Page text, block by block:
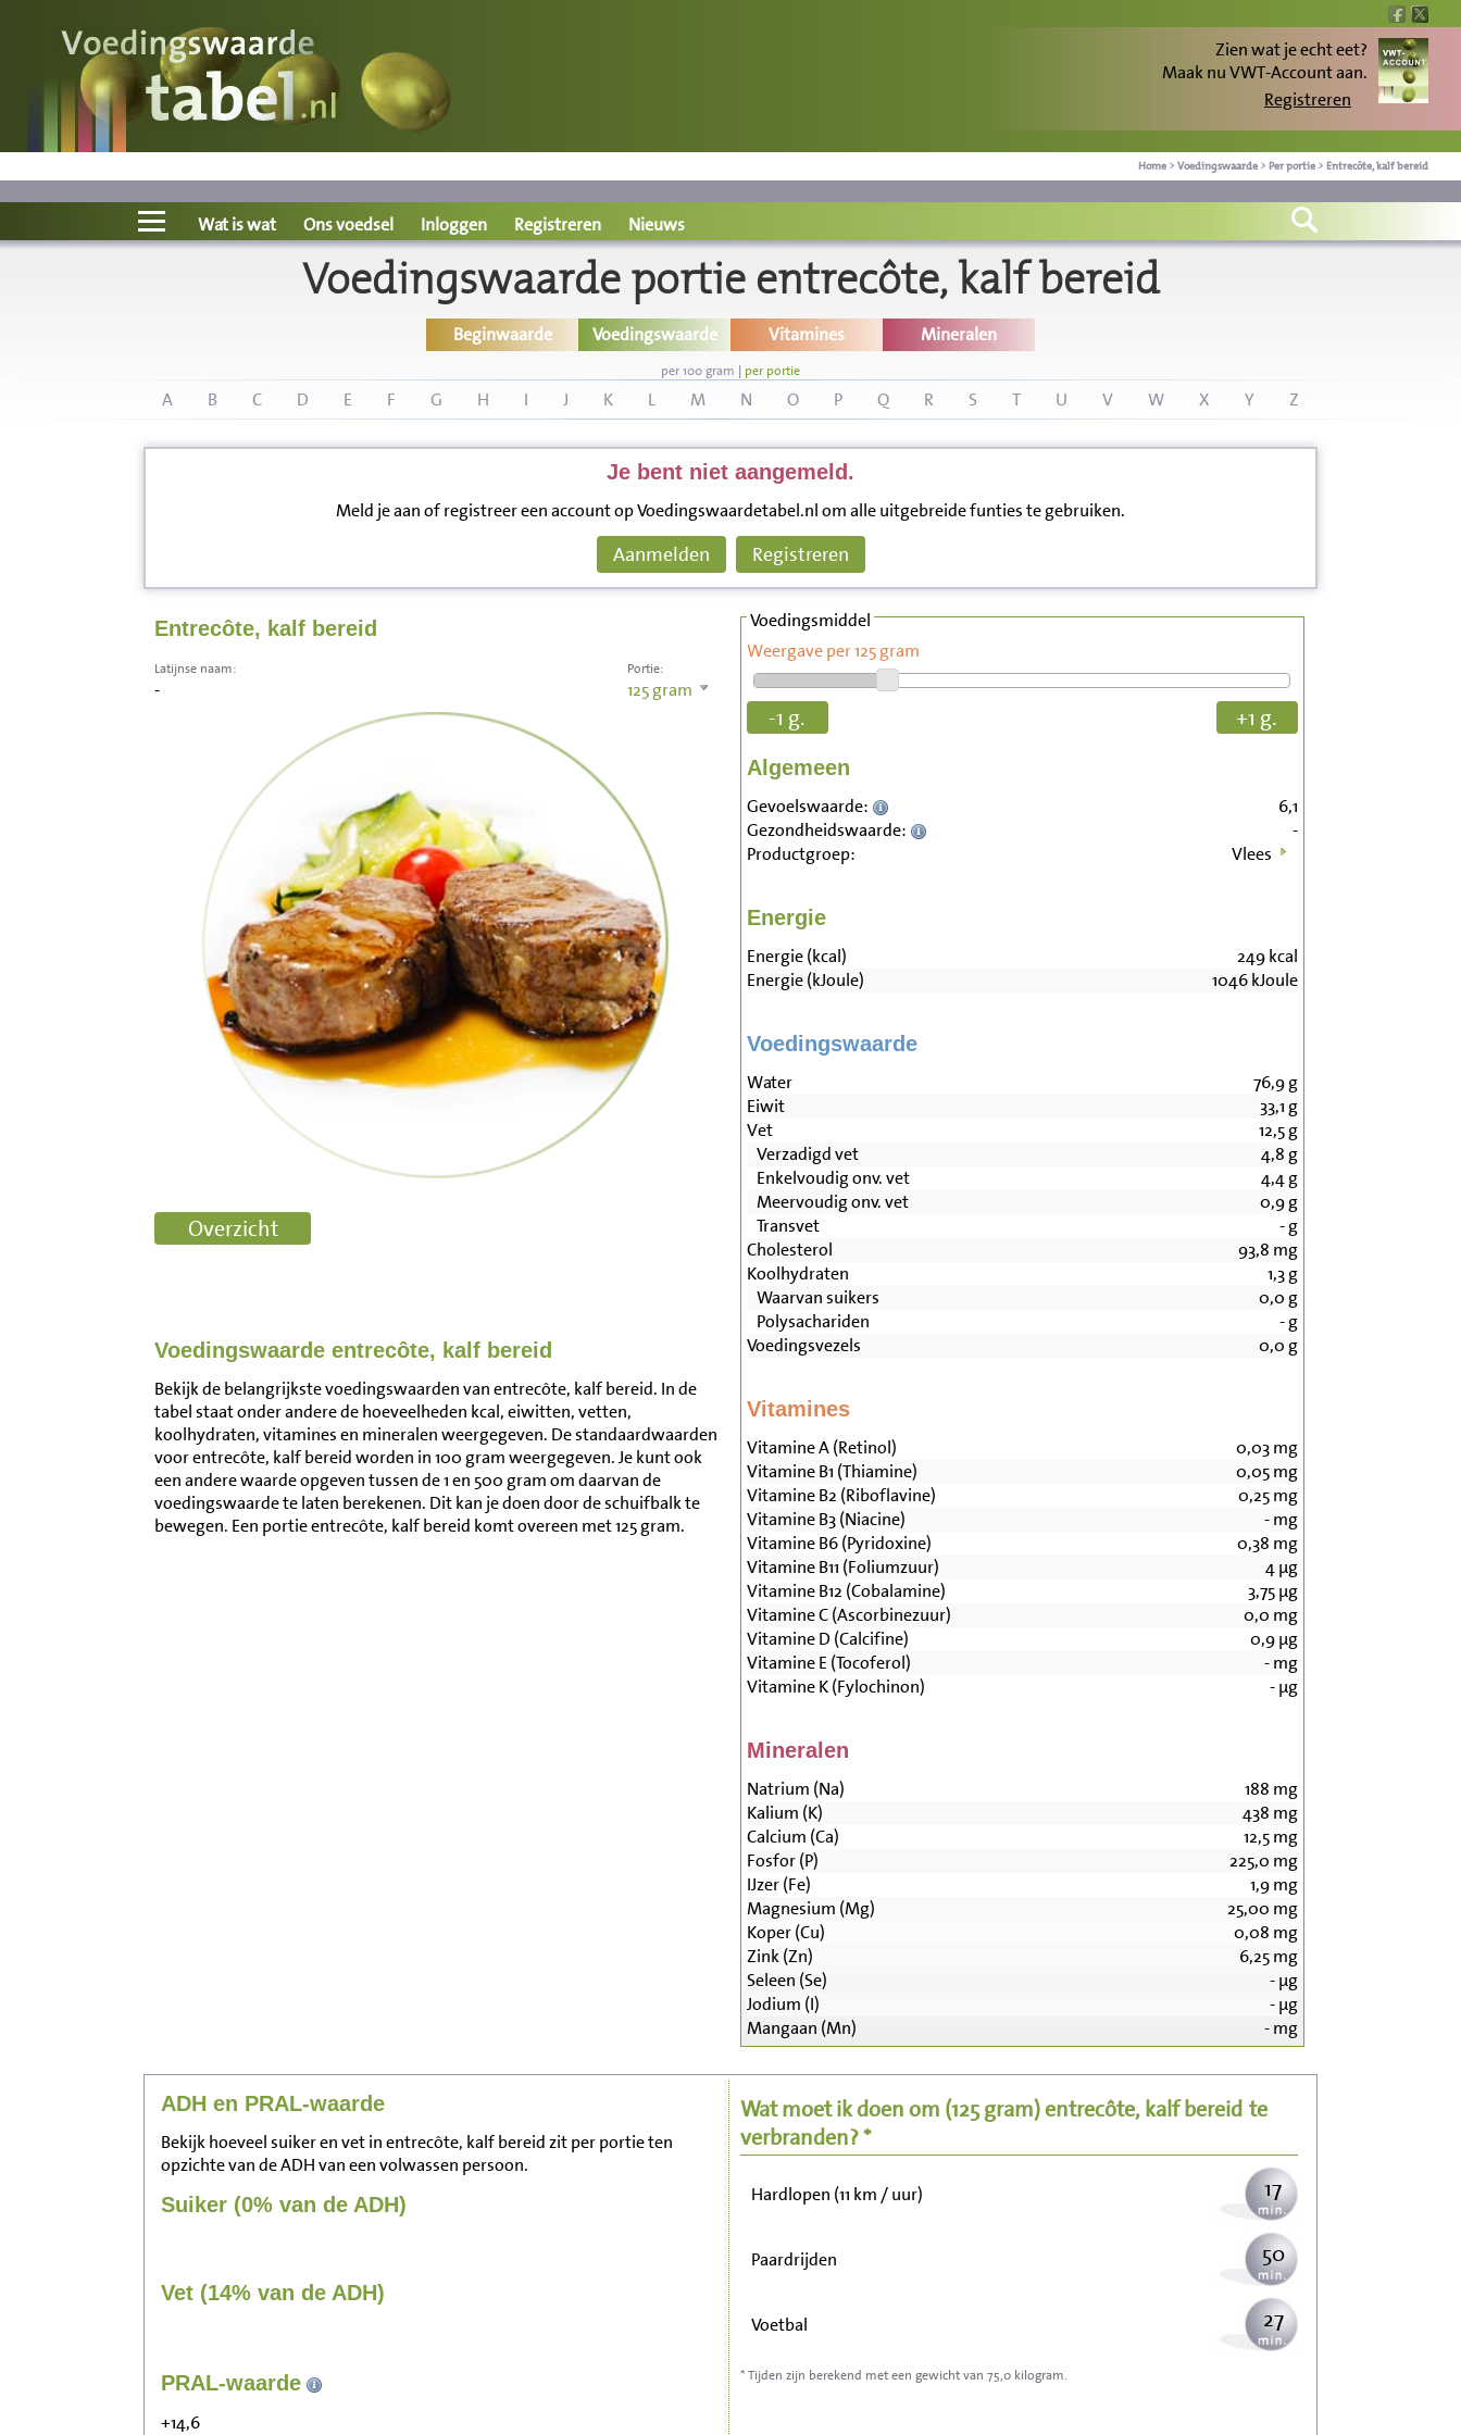
Zien wat je echt eet?
Maak nu VWT-Account aan.
Registreren
Home > Voedingswaarde > Per portie > Entrecôte, kalf bereid
Voedingswaarde
Wat is wat?
Ons voedsel
Wat is wat Ons voedsel Inloggen Registreren Nieuws
Voedingswaarde portie entrecôte, kalf bereid
Beginwaarde Voedingswaarde Vitamines Mineralen
per 100 gram | per portie
A B C D E F G H I J K L M N O P Q R S T U V W X Y Z
Je bent niet aangemeld.
Meld je aan of registreer een account op Voedingswaardetabel.nl om alle uitgebreide funties te gebruiken.
Aanmelden Registreren
Entrecôte, kalf bereid
Portie:
125gram
Latijnse naam:
-
Voedingswaarde entrecôte, kalf bereid
Bekijk de belangrijkste voedingswaarden van entrecôte, kalf bereid. In de
tabel staat onder andere de hoeveelheden kcal, eiwitten, vetten,
koolhydraten, vitamines en mineralen weergegeven. De standaardwaarden
voor entrecôte, kalf bereid worden in 100 gram weergegeven. Je kunt ook
een andere waarde opgeven tussen de 1 en 500 gram om daarvan de
voedingswaarde te laten berekenen. Dit kan je doen door de schuifbalk te
bewegen. Een portie entrecôte, kalf bereid komt overeen met 125 gram.
Voedingsmiddel
Weergave per 125 gram
-1 g. +1 g.
Algemeen
Gevoelswaarde:
6,1
Gezondheidswaarde:
-
Productgroep:
Vlees
Energie
Energie (kcal) 249kcal
Energie (kJoule)
1046kJoule
Voedingswaarde
Water 76,9g
Eiwit
33,1 g
Vet
12,5g
Verzadigd vet
4,8 g
Enkelvoudig onv. vet
4,4g
Meervoudig onv. vet
0,9g
Transvet
-g
Cholesterol
93,8 mg
Koolhydraten
1,3g
Waarvan suikers
0,0 g
Polysachariden
-g
Voedingsvezels
0,0 g
Vitamines
Vitamine A (Retinol) 0,03mg
Vitamine B1 (Thiamine)
0,05mg
Vitamine B2 (Riboflavine)
0,25mg
Vitamine B3 (Niacine)
-mg
Vitamine B6 (Pyridoxine)
0,38 mg
Vitamine B11 (Foliumzuur)
4µg
Vitamine B12 (Cobalamine)
3,75µg
Vitamine C (Ascorbinezuur)
0,0 mg
Vitamine D (Calcifine)
0,9µg
Vitamine E (Tocoferol)
-mg
Vitamine K (Fylochinon)
-µg
Mineralen
Natrium (Na) 188 mg
Kalium (K)
438 mg
Calcium (Ca)
12,5mg
Fosfor (P)
225,0 mg
IJzer (Fe)
1,9mg
Magnesium (Mg)
25,00 mg
Koper (Cu)
0,08 mg
Zink (Zn)
6,25mg
Seleen (Se)
-µg
Jodium (I)
-µg
Mangaan (Mn)
-mg
ADH en PRAL-waarde
Bekijk hoeveel suiker en vet in entrecôte, kalf bereid zit per portie ten
opzichte van de ADH van een volwassen persoon.
Suiker (0% van de ADH)
Vet (14% van de ADH)
PRAL-waarde
+14,6
Wat moet ik doen om (125 gram)entrecôte, kalf bereid te
verbranden? *
Zitten, tv kijken 181
Wandelen (5 km/uur) 44
Hardlopen (11 km / uur) 17
Paardrijden 50
Voetbal 27
Stofzuigen
* Tijden zijn berekend met een gewicht van 75,0 kilogram.